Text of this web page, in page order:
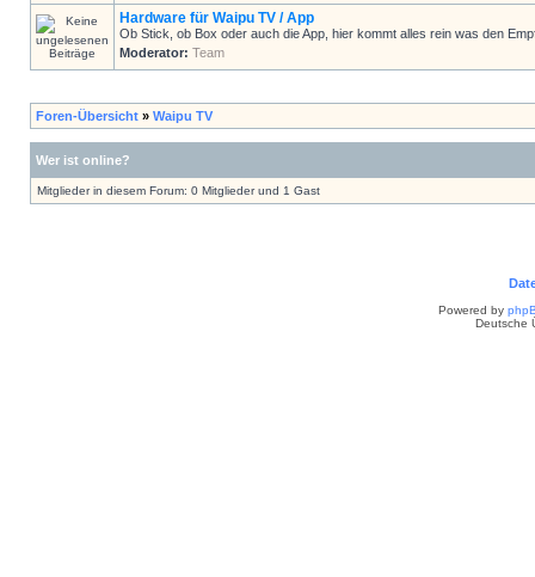
Hardware für Waipu TV / App
Ob Stick, ob Box oder auch die App, hier kommt alles rein was den
Moderator: Team
Foren-Übersicht » Waipu TV
Wer ist online?
Mitglieder in diesem Forum: 0 Mitglieder und 1 Gast
Powered by
Deutsche